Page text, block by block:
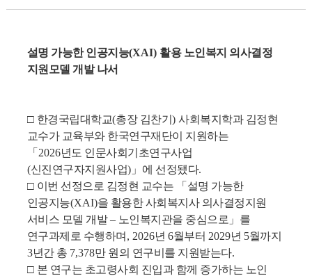
설명 가능한 인공지능(XAI) 활용 노인복지 의사결정
지원모델 개발 나서
□ 한경국립대학교(총장 김찬기)사회복지학과 김정현
교수가 교육부와 한국연구재단이 지원하는
「 2026년도 인문사회기초연구사업
(신진연구자지원사업) 」 에 선정됐다.
□ 이번 선정으로 김정현 교수는 「 설명 가능한
인공지능(XAI)을 활용한 사회복지사 의사결정지원
서비스 모델 개발– 노인복지관을 중심으로 」 를
연구과제로 수행하며 , 2026년 6월부터 2029년 5월까지
3년간 총 7,378만 원의 연구비를 지원받는다.
□ 본 연구는 초고령사회 진입과 함께 증가하는 노인